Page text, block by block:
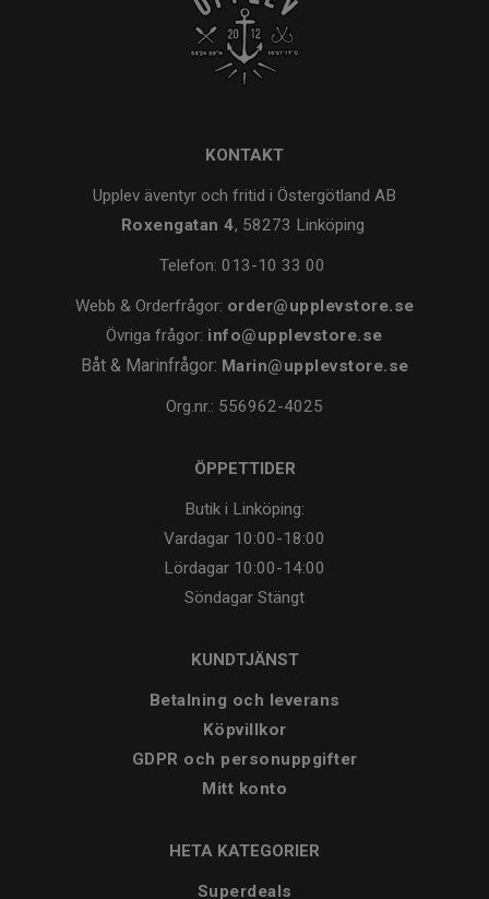
KONTAKT
Upplev äventyr och fritid i Östergötland AB
Roxengatan 4, 58273 Linköping
Telefon: 013-10 33 00
Webb & Orderfrågor: order@upplevstore.se
Övriga frågor: info@upplevstore.se
Båt & Marinfrågor: Marin@upplevstore.se
Org.nr.: 556962-4025
ÖPPETTIDER
Butik i Linköping:
Vardagar 10:00-18:00
Lördagar 10:00-14:00
Söndagar Stängt
KUNDTJÄNST
Betalning och leverans
Köpvillkor
GDPR och personuppgifter
Mitt konto
HETA KATEGORIER
Superdeals